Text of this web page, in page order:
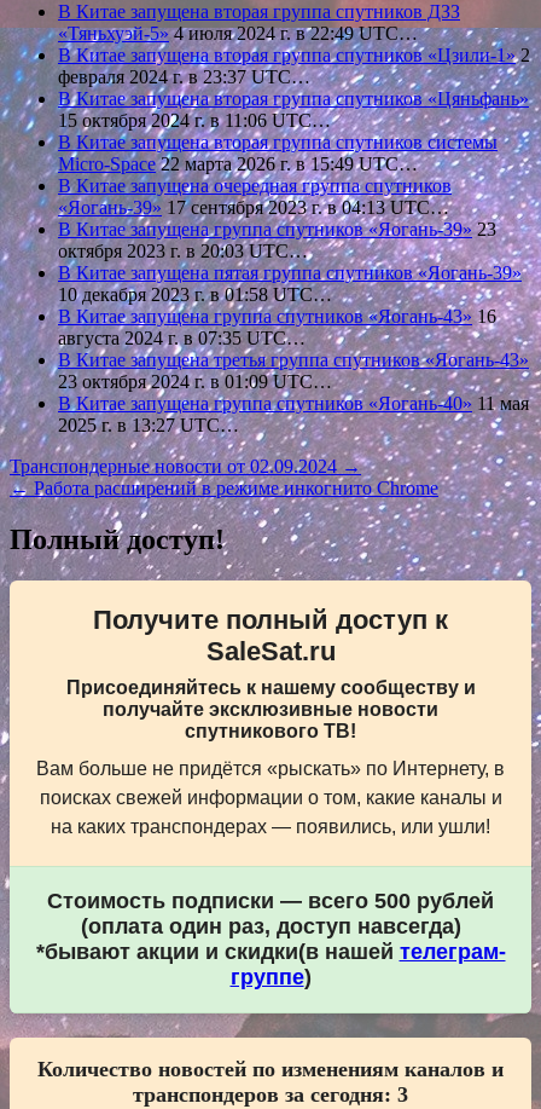
В Китае запущена вторая группа спутников ДЗЗ
«Тяньхуэй-5»4 июля 2024 г. в 22:49 UTC…
В Китае запущена вторая группа спутников «Цзили-1»2
февраля 2024 г. в 23:37 UTC…
В Китае запущена вторая группа спутников «Цяньфань»
15 октября 2024 г. в 11:06 UTC…
В Китае запущена вторая группа спутников системы
Micro-Space22 марта 2026 г. в 15:49 UTC…
В Китае запущена очередная группа спутников
«Яогань-39» 17 сентября 2023 г. в 04:13 UTC…
В Китае запущена группа спутников «Яогань-39»23
октября 2023 г. в 20:03 UTC…
В Китае запущена пятая группа спутников «Яогань-39»
10 декабря 2023 г. в 01:58 UTC…
В Китае запущена группа спутников «Яогань-43»16
августа 2024 г. в 07:35 UTC…
В Китае запущена третья группа спутников «Яогань-43»
23 октября 2024 г. в 01:09 UTC…
В Китае запущена группа спутников «Яогань-40» 11 мая
2025 г. в 13:27 UTC…
Навигация
по
записям
Транспондерные новости от 02.09.2024 →
← Работа расширений в режиме инкогнито Chrome
Полный доступ!
Получите полный доступ к
SaleSat.ru
Присоединяйтесь к нашему сообществу и
получайте эксклюзивные новости
спутникового ТВ!
Вам больше не придётся «рыскать» по Интернету, в
поисках свежей информации о том, какие каналы и
на каких транспондерах — появились, или ушли!
Стоимость подписки — всего 500 рублей
(оплата один раз, доступ навсегда)
*бывают акции и скидки(в нашей телеграм-
группе)
Количество новостей по изменениям каналов и
транспондеров за сегодня: 3